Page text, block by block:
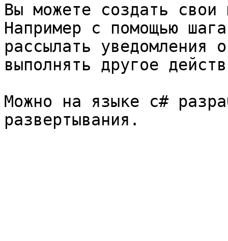
Вы можете создать свои
Например с помощью
рассылать уведомления
выполнять другое
Можно на языке c#